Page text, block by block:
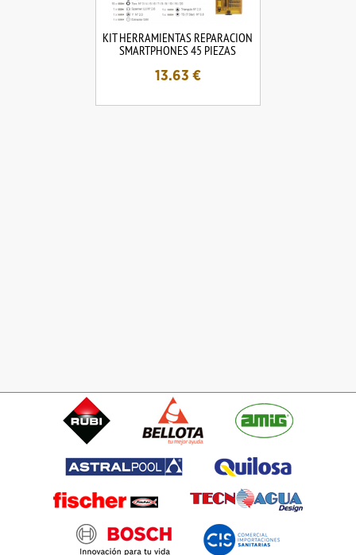
KIT HERRAMIENTAS REPARACION
SMARTPHONES 45 PIEZAS
13.63 €